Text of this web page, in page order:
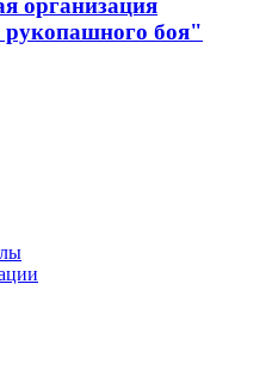
организация
рукопашного боя"